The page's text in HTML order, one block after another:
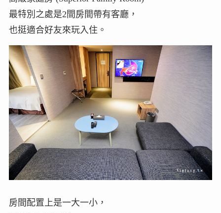
最特別之處是2間房間帶有客廳，
也挺適合好友來玩入住。
房間配置上是一大一小，